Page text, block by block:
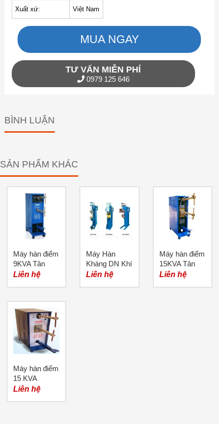
Xuất xứ: Việt Nam
MUA NGAY
TƯ VẤN MIỄN PHÍ
0979 125 646
BÌNH LUẬN
SẢN PHẨM KHÁC
Máy hàn điểm
9KVA Tân
Thành
Liên hệ
Máy Hàn
Kháng DN Khí
Nén AC
Liên hệ
Máy hàn điểm
15KVA Tân
Thành
Liên hệ
Máy hàn điểm
15 KVA
Liên hệ